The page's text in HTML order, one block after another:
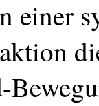
einer